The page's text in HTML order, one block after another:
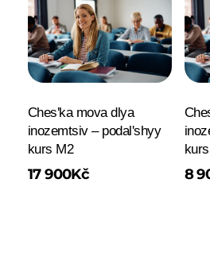
Chesʹka mova dlya
inozemtsiv – podalʹshyy
kurs M2
17 900Kč 8